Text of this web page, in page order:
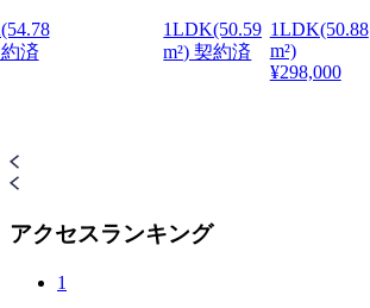
済
1LDK(50.59
m²) 契約済
1LDK(50.88
m²)
¥298,000
アクセスランキング
1